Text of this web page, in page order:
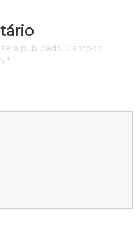
publicado. Campos
*